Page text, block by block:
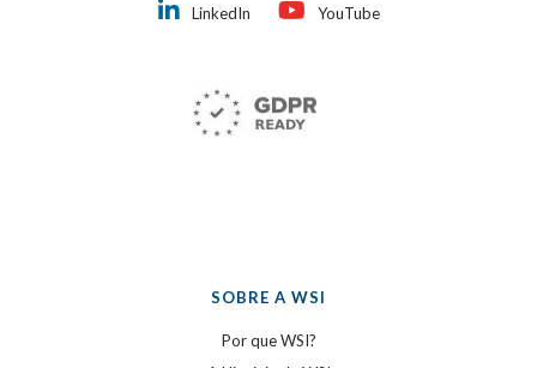
LinkedIn
YouTube
SOBRE A WSI
Por que WSI?